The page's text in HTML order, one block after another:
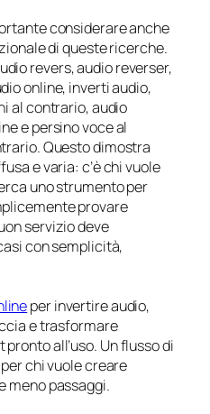
considerare anche
di queste ricerche.
revers, audio reverser,
online, inverti audio,
al contrario, audio
e persino voce al
Questo dimostra
e varia: c’è chi vuole
uno strumento per
provare
servizio deve
con semplicità,
per invertire audio,
e trasformare
pronto all’uso. Un flusso di
chi vuole creare
meno passaggi.